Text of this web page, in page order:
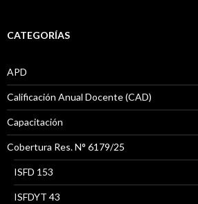
CATEGORÍAS
APD
Calificación Anual Docente (CAD)
Capacitación
Cobertura Res. N° 6179/25
ISFD 153
ISFDYT 43